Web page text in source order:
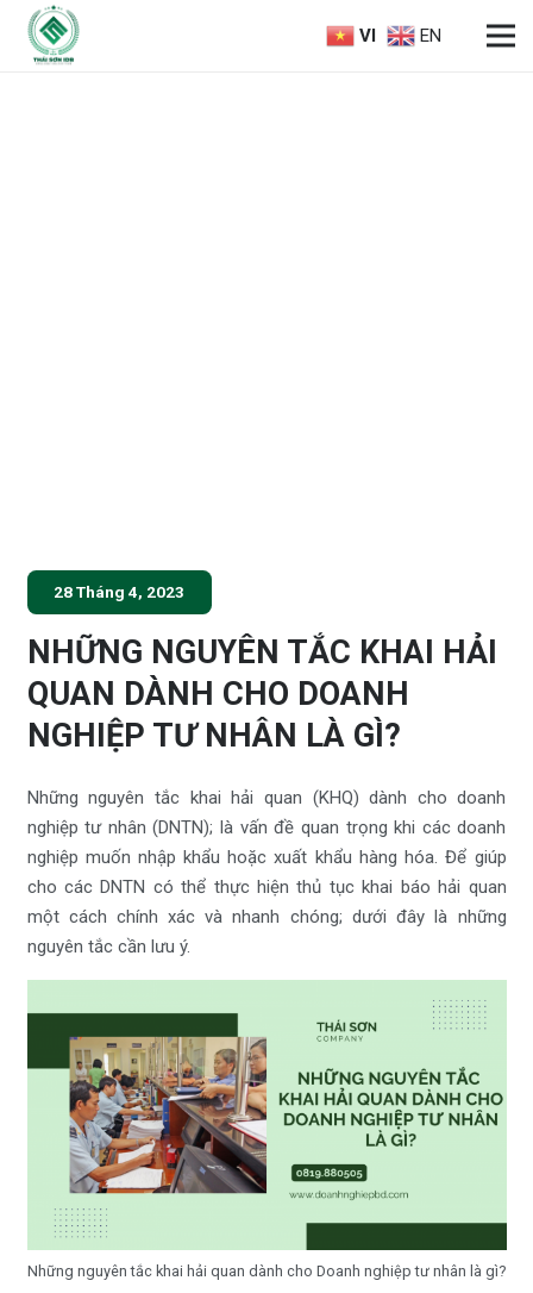
VI EN
28 Tháng 4, 2023
NHỮNG NGUYÊN TẮC KHAI HẢI
QUAN DÀNH CHO DOANH
NGHIỆP TƯ NHÂN LÀ GÌ?
Những nguyên tắc khai hải quan (KHQ) dành cho doanh
nghiệp tư nhân (DNTN); là vấn đề quan trọng khi các doanh
nghiệp muốn nhập khẩu hoặc xuất khẩu hàng hóa. Để giúp
cho các DNTN có thể thực hiện thủ tục khai báo hải quan
một cách chính xác và nhanh chóng; dưới đây là những
nguyên tắc cần lưu ý.
Những nguyên tắc khai hải quan dành cho Doanh nghiệp tư nhân là gì?